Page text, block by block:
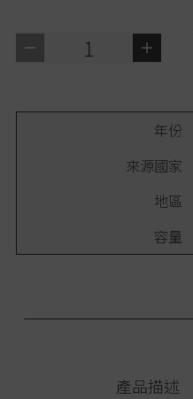
1
年份
來源國家
地區
容量
產品描述